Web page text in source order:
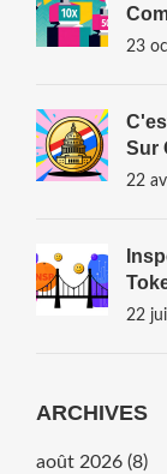
23
Sur
22
22
ARCHIVES
août 2026 (8)